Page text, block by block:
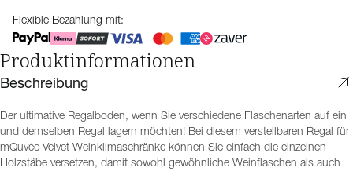
Flexible Bezahlung mit:
Produktinformationen
Beschreibung
Der ultimative Regalboden, wenn Sie verschiedene Flaschenarten auf ein
und demselben Regal lagern möchten! Bei diesem verstellbaren Regal für
mQuvée Velvet Weinklimaschränke können Sie einfach die einzelnen
Holzstäbe versetzen, damit sowohl gewöhnliche Weinflaschen als auch